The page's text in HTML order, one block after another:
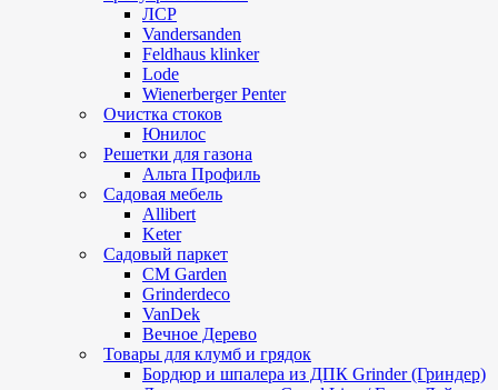
ЛСР
Vandersanden
Feldhaus klinker
Lode
Wienerberger Penter
Очистка стоков
Юнилос
Решетки для газона
Альта Профиль
Садовая мебель
Allibert
Keter
Садовый паркет
CM Garden
Grinderdeco
VanDek
Вечное Дерево
Товары для клумб и грядок
Бордюр и шпалера из ДПК Grinder (Гриндер)